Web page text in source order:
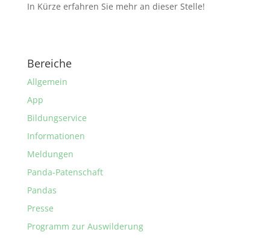
In Kürze erfahren Sie mehr an dieser Stelle!
Bereiche
Allgemein
App
Bildungservice
Informationen
Meldungen
Panda-Patenschaft
Pandas
Presse
Programm zur Auswilderung